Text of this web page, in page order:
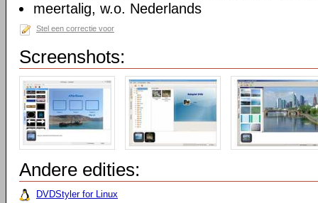
meertalig, w.o. Nederlands
Stel een correctie voor
Screenshots:
Andere edities:
DVDStyler for Linux